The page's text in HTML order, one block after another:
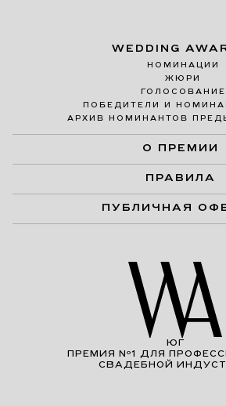
WEDDING
НОМИНАЦИИ
ЖЮРИ
ГОЛОСОВАНИЕ
ПОБЕДИТЕЛИ И
АРХИВ НОМИНАНТОВ
О ПРЕМИИ
ПРАВИЛА
ПУБЛИЧНАЯ
ЮГ
ПРЕМИЯ Nº1 ДЛЯ
СВАДЕБНОЙ